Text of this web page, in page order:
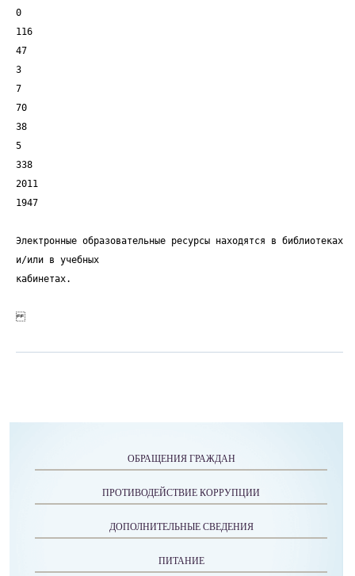
0
116
47
3
7
70
38
5
338
2011
1947
Электронные образовательные ресурсы находятся в библиотеках
и/или в учебных
кабинетах.
ОБРАЩЕНИЯ ГРАЖДАН
ПРОТИВОДЕЙСТВИЕ КОРРУПЦИИ
ДОПОЛНИТЕЛЬНЫЕ СВЕДЕНИЯ
ПИТАНИЕ